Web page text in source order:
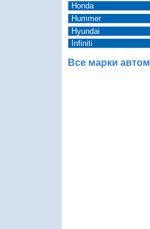
Honda
Hummer
Hyundai
Infiniti
Все марки